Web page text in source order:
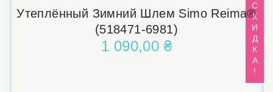
С
К
И
Д
К
А
!
Утеплённый Зимний Шлем Simo Reima®
(518471-6981)
1 090,00 ₴